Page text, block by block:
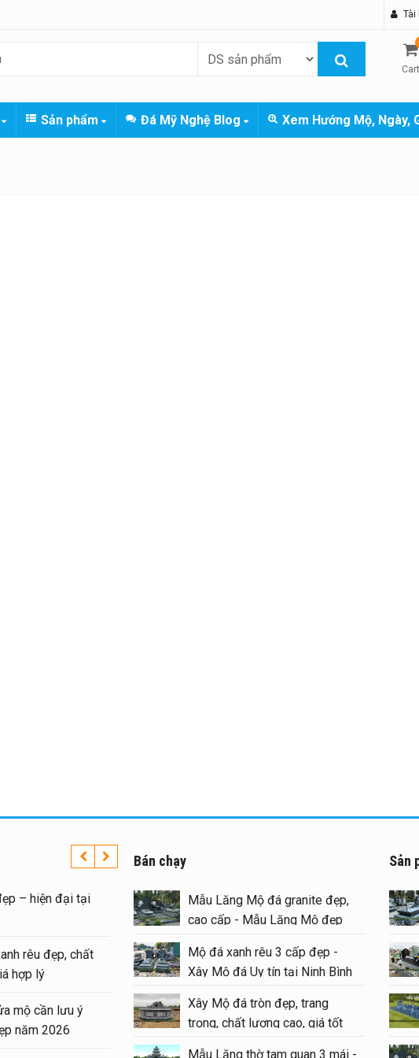
Tài
Cart
Sản phẩm Đá Mỹ Nghệ Blog Xem Hướng Mộ, Ngày,
Mộ granite đẹp – hiện đại tại
Lan can đá xanh rêu đẹp, chất
lượng cao, giá hợp lý
Xây Mộ – Sửa mộ cần lưu ý
hướng mộ đẹp năm 2026
Bán chạy
Mẫu Lăng Mộ đá granite đẹp,
cao cấp - Mẫu Lăng Mộ đẹp
Mộ đá xanh rêu 3 cấp đẹp -
Xây Mộ đá Uy tín tại Ninh Bình
Xây Mộ đá tròn đẹp, trang
trọng, chất lượng cao, giá tốt
Mẫu Lăng thờ tam quan 3 mái -
Sản